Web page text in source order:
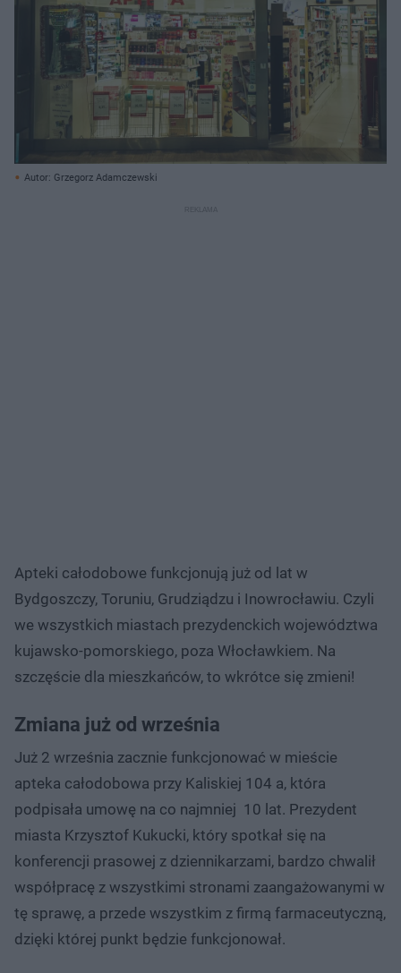
Autor: Grzegorz Adamczewski
Apteki całodobowe funkcjonują już od lat w
Bydgoszczy, Toruniu, Grudziądzu i Inowrocławiu. Czyli
we wszystkich miastach prezydenckich województwa
kujawsko-pomorskiego, poza Włocławkiem. Na
szczęście dla mieszkańców, to wkrótce się zmieni!
Zmiana już od września
Już 2 września zacznie funkcjonować w mieście
apteka całodobowa przy Kaliskiej 104 a, która
podpisała umowę na co najmniej 10 lat. Prezydent
miasta Krzysztof Kukucki, który spotkał się na
konferencji prasowej z dziennikarzami, bardzo chwalił
współpracę z wszystkimi stronami zaangażowanymi w
tę sprawę, a przede wszystkim z firmą farmaceutyczną,
dzięki której punkt będzie funkcjonował.